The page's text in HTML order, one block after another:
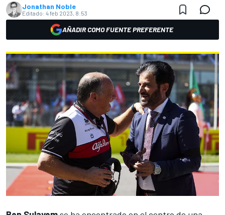
Jonathan Noble
Editado: 4 feb 2023, 8:53
AÑADIR COMO FUENTE PREFERENTE